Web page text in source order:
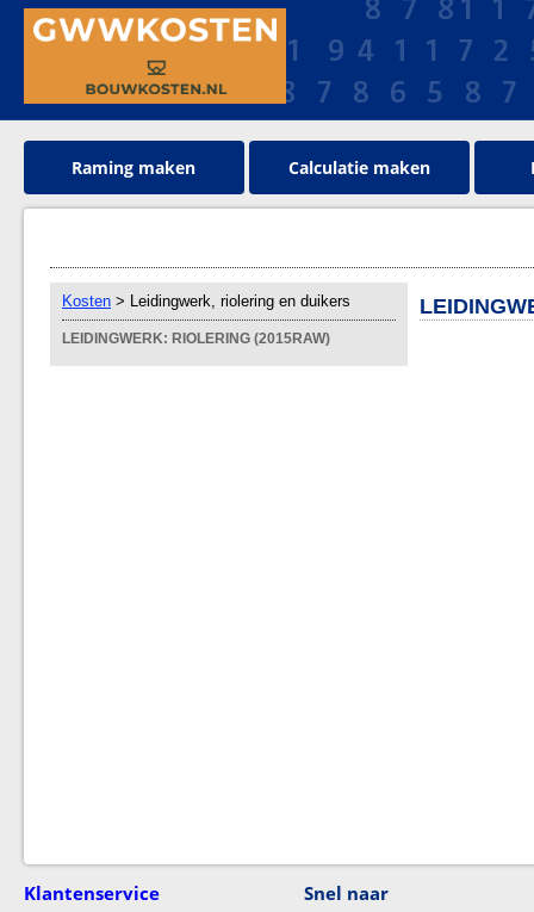
Raming maken Calculatie maken
Kosten > Leidingwerk, riolering en duikers
LEIDINGWERK: RIOLERING (2015RAW)
Klantenservice Snel naar